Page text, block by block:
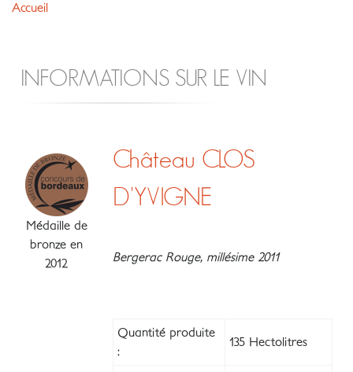
Accueil
INFORMATIONS SUR LE VIN
Médaille de
bronze en
2012
Château CLOS
D'YVIGNE
Bergerac Rouge, millésime 2011
Quantité produite
:
135 Hectolitres